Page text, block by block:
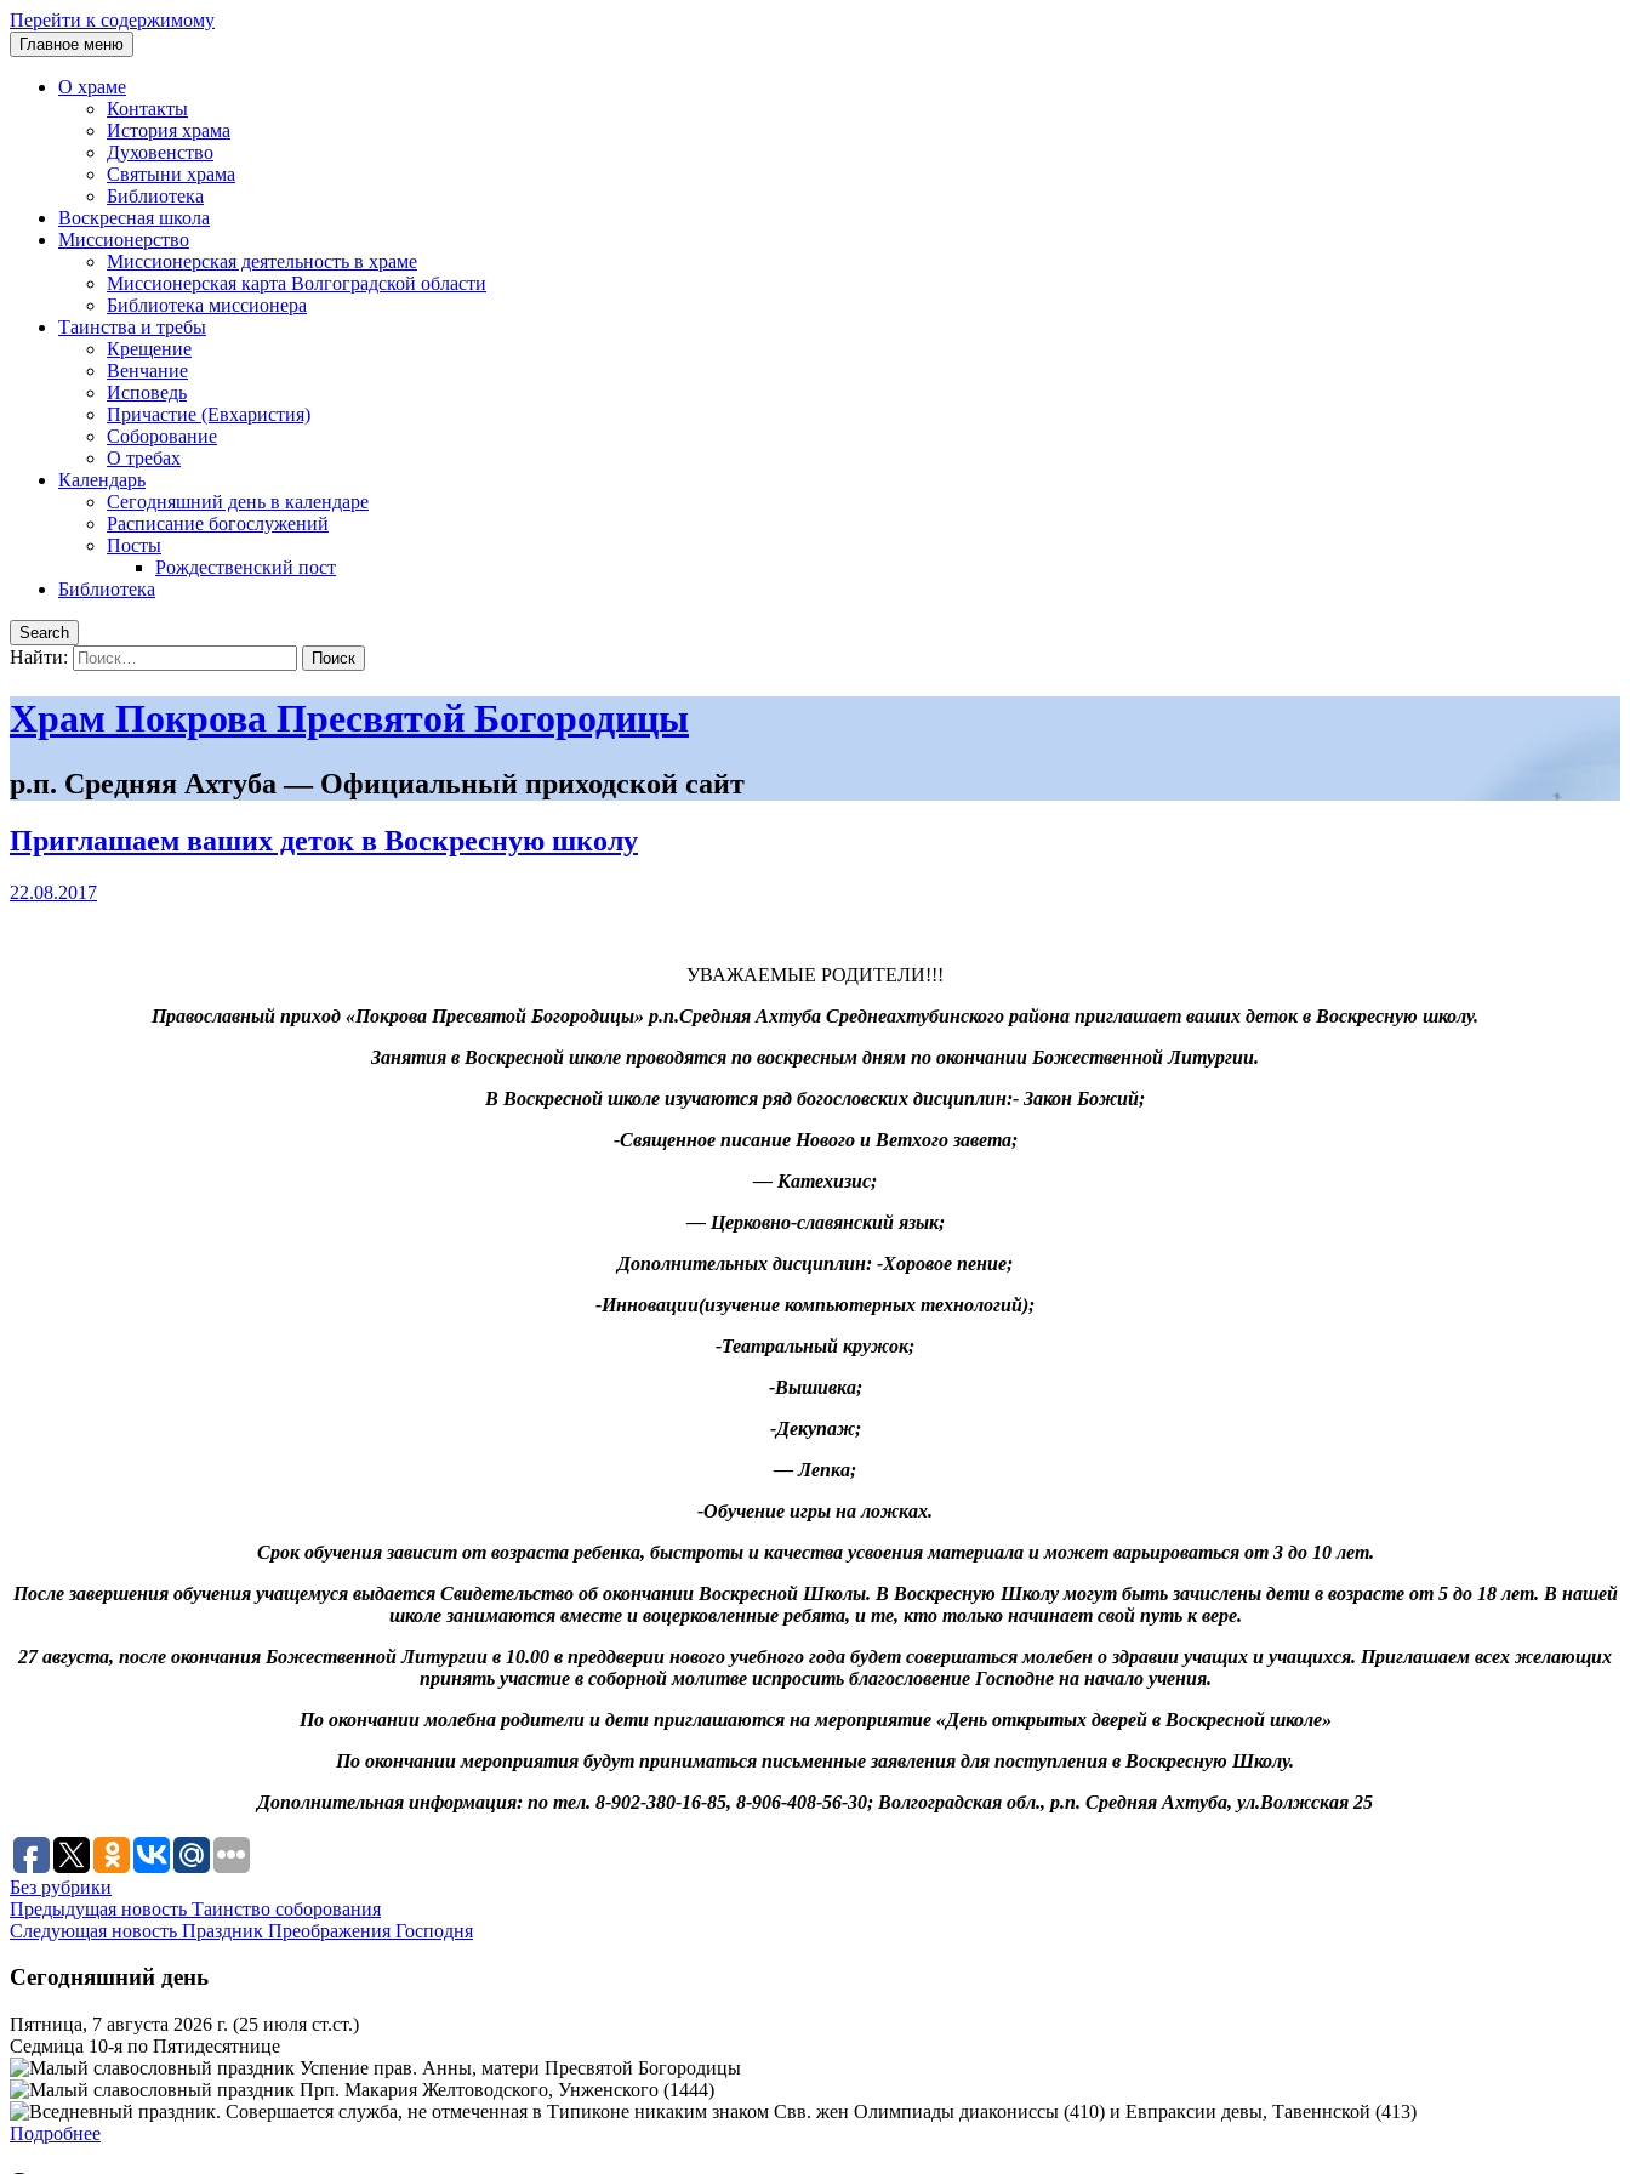
Перейти к содержимому
Главное меню
О храме
Контакты
История храма
Духовенство
Святыни храма
Библиотека
Воскресная школа
Миссионерство
Миссионерская деятельность в храме
Миссионерская карта Волгоградской области
Библиотека миссионера
Таинства и требы
Крещение
Венчание
Исповедь
Причастие (Евхаристия)
Соборование
О требах
Календарь
Сегодняшний день в календаре
Расписание богослужений
Посты
Рождественский пост
Библиотека
Search
Найти:
Храм Покрова Пресвятой Богородицы
р.п. Средняя Ахтуба — Официальный приходской сайт
Приглашаем ваших деток в Воскресную школу
22.08.2017
УВАЖАЕМЫЕ РОДИТЕЛИ!!!
Православный приход «Покрова Пресвятой Богородицы» р.п.Средняя Ахтуба Среднеахтубинского района приглашает ваших деток в Воскресную школу.
Занятия в Воскресной школе проводятся по воскресным дням по окончании Божественной Литургии.
В Воскресной школе изучаются ряд богословских дисциплин:- Закон Божий;
-Священное писание Нового и Ветхого завета;
— Катехизис;
— Церковно-славянский язык;
Дополнительных дисциплин: -Хоровое пение;
-Инновации(изучение компьютерных технологий);
-Театральный кружок;
-Вышивка;
-Декупаж;
— Лепка;
-Обучение игры на ложках.
Срок обучения зависит от возраста ребенка, быстроты и качества усвоения материала и может варьироваться от 3 до 10 лет.
После завершения обучения учащемуся выдается Свидетельство об окончании Воскресной Школы. В Воскресную Школу могут быть зачислены дети в возрасте от 5 до 18 лет. В нашей
школе занимаются вместе и воцерковленные ребята, и те, кто только начинает свой путь к вере.
27 августа, после окончания Божественной Литургии в 10.00 в преддверии нового учебного года будет совершаться молебен о здравии учащих и учащихся. Приглашаем всех желающих
принять участие в соборной молитве испросить благословение Господне на начало учения.
По окончании молебна родители и дети приглашаются на мероприятие «День открытых дверей в Воскресной школе»
По окончании мероприятия будут приниматься письменные заявления для поступления в Воскресную Школу.
Дополнительная информация: по тел. 8-902-380-16-85, 8-906-408-56-30; Волгоградская обл., р.п. Средняя Ахтуба, ул.Волжская 25
Без рубрики
Предыдущая новость Таинство соборования
Следующая новость Праздник Преображения Господня
Сегодняшний день
Пятница, 7 августа 2026 г. (25 июля ст.ст.)
Седмица 10-я по Пятидесятнице
Успение прав. Анны, матери Пресвятой Богородицы
Прп. Макария Желтоводского, Унженского (1444)
Свв. жен Олимпиады диакониссы (410) и Евпраксии девы, Тавеннской (413)
Подробнее